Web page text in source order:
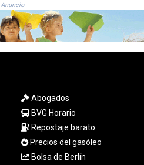
PAB 1.152686
PEN 3.903651
PGK 5.093937
PHP 70.183258
6853.914834
QAR 4.213648
RON 5.244583
RSD 117.338542
RUB 94.679224
Anuncio
Abogados
BVG Horario
Repostaje barato
Precios del gasóleo
Bolsa de Berlín